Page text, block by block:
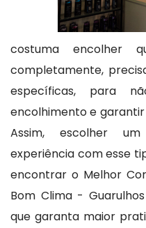
costuma encolher
completamente,
específicas, para
encolhimento e
Assim, escolher
experiência com esse
encontrar o Melhor
Bom Clima -
que garanta maior